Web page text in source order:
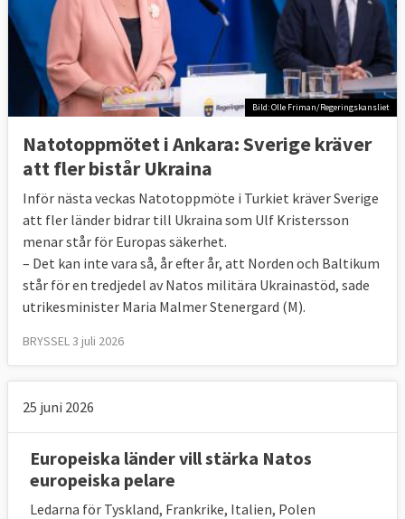
Bild: Olle Friman/Regeringskansliet
Natotoppmötet i Ankara: Sverige kräver
att fler bistår Ukraina
Inför nästa veckas Natotoppmöte i Turkiet kräver Sverige
att fler länder bidrar till Ukraina som Ulf Kristersson
menar står för Europas säkerhet.
– Det kan inte vara så, år efter år, att Norden och Baltikum
står för en tredjedel av Natos militära Ukrainastöd, sade
utrikesminister Maria Malmer Stenergard (M).
BRYSSEL 3 juli 2026
25 juni 2026
Europeiska länder vill stärka Natos
europeiska pelare
Ledarna för Tyskland, Frankrike, Italien, Polen